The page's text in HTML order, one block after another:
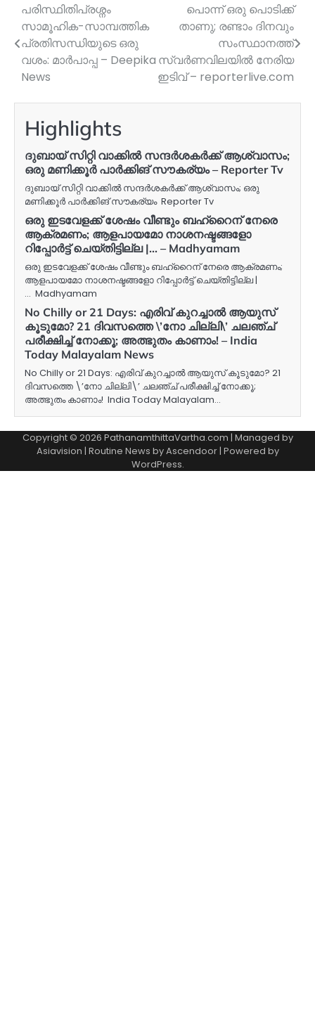
Post
navigation
പരിസ്ഥിതിപ്രശ്നം
സാമൂഹിക-സാമ്പത്തിക
പ്രതിസന്ധിയുടെ ഒരു
വശം: മാർപാപ്പ – Deepika
News
പൊന്ന് ഒരു പൊടിക്ക്
താണു; രണ്ടാം ദിനവും
സംസ്ഥാനത്ത്
സ്വർണവിലയില്‍ നേരിയ
ഇടിവ് – reporterlive.com
Highlights
ദുബായ് സിറ്റി വാക്കില്‍ സന്ദര്‍ശകര്‍ക്ക് ആശ്വാസം;
ഒരു മണിക്കൂര്‍ പാര്‍ക്കിങ് സൗകര്യം – Reporter Tv
ദുബായ് സിറ്റി വാക്കില്‍ സന്ദര്‍ശകര്‍ക്ക് ആശ്വാസം; ഒരു
മണിക്കൂര്‍ പാര്‍ക്കിങ് സൗകര്യം Reporter Tv
ഒരു ഇടവേളക്ക് ശേഷം വീണ്ടും ബഹ്റൈന് നേരെ
ആക്രമണം; ആളപായമോ നാശനഷ്ടങ്ങളോ
റിപ്പോർട്ട് ചെയ്തിട്ടില്ല |… – Madhyamam
ഒരു ഇടവേളക്ക് ശേഷം വീണ്ടും ബഹ്റൈന് നേരെ ആക്രമണം;
ആളപായമോ നാശനഷ്ടങ്ങളോ റിപ്പോർട്ട് ചെയ്തിട്ടില്ല |
… Madhyamam
No Chilly or 21 Days: എരിവ് കുറച്ചാൽ ആയുസ്
കൂടുമോ? 21 ദിവസത്തെ \’നോ ചില്ലി\’ ചലഞ്ച്
പരീക്ഷിച്ച് നോക്കൂ; അത്ഭുതം കാണാം! – India
Today Malayalam News
No Chilly or 21 Days: എരിവ് കുറച്ചാൽ ആയുസ് കൂടുമോ? 21
ദിവസത്തെ \’നോ ചില്ലി\’ ചലഞ്ച് പരീക്ഷിച്ച് നോക്കൂ;
അത്ഭുതം കാണാം! India Today Malayalam…
Copyright © 2026 PathanamthittaVartha.com | Managed by
Asiavision | Routine News byAscendoor| Powered by
WordPress.